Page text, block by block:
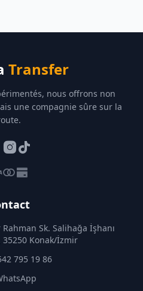
Transfer
nous offrons non
une compagnie sûre sur la
Sk. Salihağa İşhanı
35250 Konak/İzmir
795 19 86